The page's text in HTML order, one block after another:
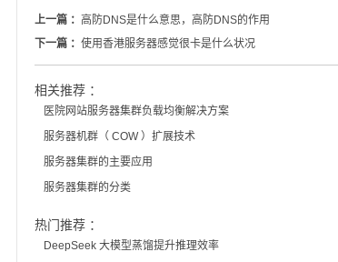
上一篇 ： 高防DNS是什么意思，高防DNS的作用
下一篇 ： 使用香港服务器感觉很卡是什么状况
相关推荐 ：
医院网站服务器集群负载均衡解决方案
服务器机群（ COW ）扩展技术
服务器集群的主要应用
服务器集群的分类
热门推荐 ：
DeepSeek 大模型蒸馏提升推理效率